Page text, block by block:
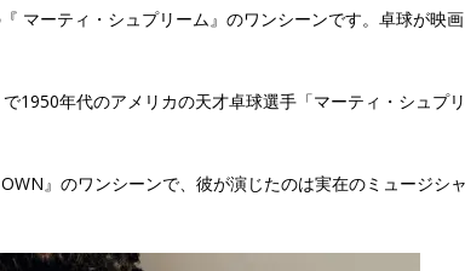
マーティ・シュプリーム』のワンシーンです。卓球が映画
1950年代のアメリカの天才卓球選手「マーティ・シュプリ
』のワンシーンで、彼が演じたのは実在のミュージシャ